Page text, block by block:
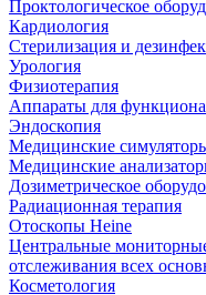
Проктологическое
Кардиология
Стерилизация и
Урология
Физиотерапия
Аппараты для
Эндоскопия
Медицинские
Медицинские
Дозиметрическое
Радиационная терапия
Отоскопы Heine
Центральные
отслеживания всех
Косметология